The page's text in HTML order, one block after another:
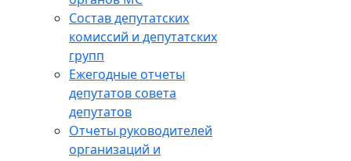
Состав депутатских
комиссий и депутатских
групп
Ежегодные отчеты
депутатов совета
депутатов
Отчеты руководителей
организаций и